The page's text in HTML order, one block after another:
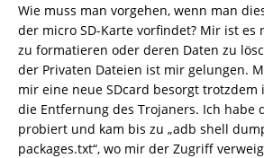
Wie muss man vorgehen, wenn man
der micro SD-Karte vorfindet? Mir ist es
zu formatieren oder deren Daten zu
der Privaten Dateien ist mir gelungen.
mir eine neue SDcard besorgt
die Entfernung des Trojaners. Ich habe
probiert und kam bis zu „adb shell
packages.txt“, wo mir der Zugriff